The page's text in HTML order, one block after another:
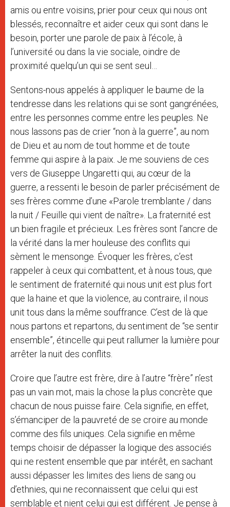
amis ou entre voisins, prier pour ceux qui nous ont
blessés, reconnaître et aider ceux qui sont dans le
besoin, porter une parole de paix à l’école, à
l’université ou dans la vie sociale, oindre de
proximité quelqu’un qui se sent seul…
Sentons-nous appelés à appliquer le baume de la
tendresse dans les relations qui se sont gangrénées,
entre les personnes comme entre les peuples. Ne
nous lassons pas de crier “non à la guerre”, au nom
de Dieu et au nom de tout homme et de toute
femme qui aspire à la paix. Je me souviens de ces
vers de Giuseppe Ungaretti qui, au cœur de la
guerre, a ressenti le besoin de parler précisément de
ses frères comme d’une «Parole tremblante / dans
la nuit / Feuille qui vient de naître». La fraternité est
un bien fragile et précieux. Les frères sont l’ancre de
la vérité dans la mer houleuse des conflits qui
sèment le mensonge. Évoquer les frères, c’est
rappeler à ceux qui combattent, et à nous tous, que
le sentiment de fraternité qui nous unit est plus fort
que la haine et que la violence, au contraire, il nous
unit tous dans la même souffrance. C’est de là que
nous partons et repartons, du sentiment de “se sentir
ensemble”, étincelle qui peut rallumer la lumière pour
arrêter la nuit des conflits.
Croire que l’autre est frère, dire à l’autre “frère” n’est
pas un vain mot, mais la chose la plus concrète que
chacun de nous puisse faire. Cela signifie, en effet,
s’émanciper de la pauvreté de se croire au monde
comme des fils uniques. Cela signifie en même
temps choisir de dépasser la logique des associés
qui ne restent ensemble que par intérêt, en sachant
aussi dépasser les limites des liens de sang ou
d’ethnies, qui ne reconnaissent que celui qui est
semblable et nient celui qui est différent. Je pense à